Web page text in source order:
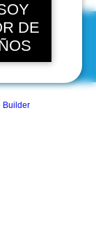
DE
Builder